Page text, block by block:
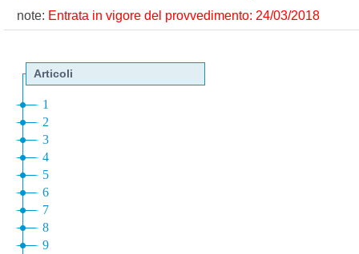
note: Entrata in vigore del provvedimento: 24/03/2018